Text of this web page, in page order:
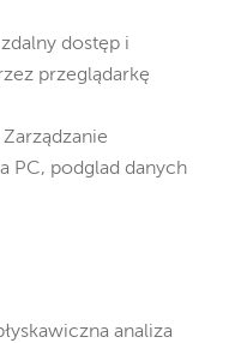
dostęp i
przeglądarkę
PC, podglad danych
analiza